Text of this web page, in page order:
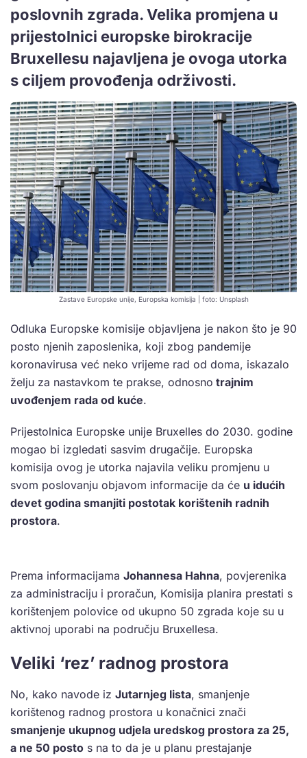
poslovnih zgrada. Velika promjena u
prijestolnici europske birokracije
Bruxellesu najavljena je ovoga utorka
s ciljem provođenja održivosti.
Zastave Europske unije, Europska komisija | foto: Unsplash
Odluka Europske komisije objavljena je nakon što je 90
posto njenih zaposlenika, koji zbog pandemije
koronavirusa već neko vrijeme rad od doma, iskazalo
želju za nastavkom te prakse, odnosno trajnim
uvođenjem rada od kuće.
Prijestolnica Europske unije Bruxelles do 2030. godine
mogao bi izgledati sasvim drugačije. Europska
komisija ovog je utorka najavila veliku promjenu u
svom poslovanju objavom informacije da će u idućih
devet godina smanjiti postotak korištenih radnih
prostora.
Prema informacijama Johannesa Hahna, povjerenika
za administraciju i proračun, Komisija planira prestati s
korištenjem polovice od ukupno 50 zgrada koje su u
aktivnoj uporabi na području Bruxellesa.
Veliki ‘rez’ radnog prostora
No, kako navode iz Jutarnjeg lista, smanjenje
korištenog radnog prostora u konačnici znači
smanjenje ukupnog udjela uredskog prostora za 25,
a ne 50 posto s na to da je u planu prestajanje